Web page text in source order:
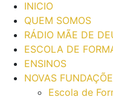
INICIO
QUEM SOMOS
RÁDIO MÃE DE
ESCOLA DE
ENSINOS
NOVAS
Escola de